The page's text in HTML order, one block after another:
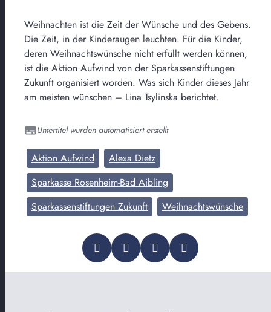
Weihnachten ist die Zeit der Wünsche und des Gebens.
Die Zeit, in der Kinderaugen leuchten. Für die Kinder,
deren Weihnachtswünsche nicht erfüllt werden können,
ist die Aktion Aufwind von der Sparkassenstiftungen
Zukunft organisiert worden. Was sich Kinder dieses Jahr
am meisten wünschen – Lina Tsylinska berichtet.
Untertitel wurden automatisiert erstellt
Aktion Aufwind
Alexa Dietz
Sparkasse Rosenheim-Bad Aibling
Sparkassenstiftungen Zukunft
Weihnachtswünsche